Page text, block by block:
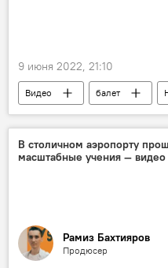
9 июня 2022, 21:10
Видео балет
танцы
Конкурс
В столичном аэропорту
масштабные учения — видео
Рамиз Бахтияров
Продюсер